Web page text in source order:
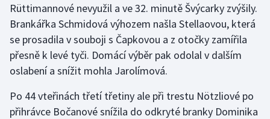
Vodní slalom
Volejbal
Rüttimannové nevyužil a ve 32. minutě Švýcarky zvýšily.
Brankářka Schmidová výhozem našla Stellaovou, která
se prosadila v souboji s Čapkovou a z otočky zamířila
přesně k levé tyči. Domácí výběr pak odolal v dalším
oslabení a snížit mohla Jarolímová.
Po 44 vteřinách třetí třetiny ale při trestu Nötzliové po
přihrávce Bočanové snížila do odkryté branky Dominika